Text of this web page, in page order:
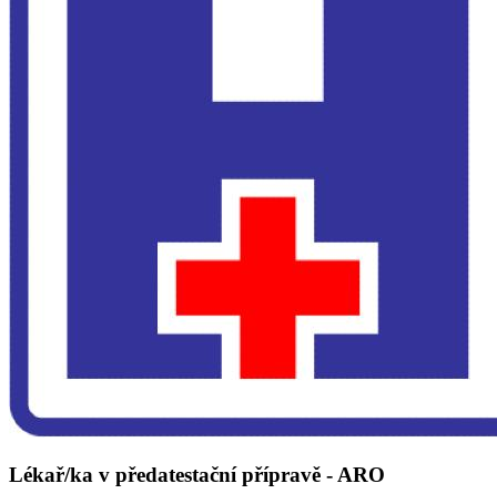
Lékař/ka v předatestační přípravě - ARO